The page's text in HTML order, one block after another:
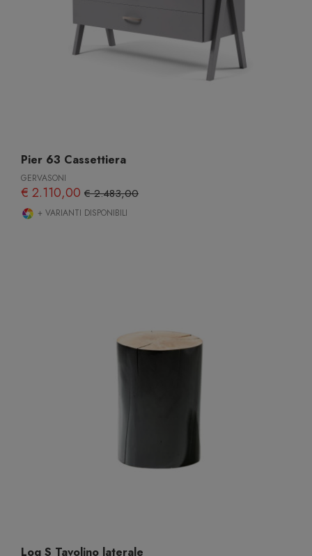
Pier 63 Cassettiera
GERVASONI
€ 2.110,00 € 2.483,00
+ VARIANTI DISPONIBILI
Log S Tavolino laterale